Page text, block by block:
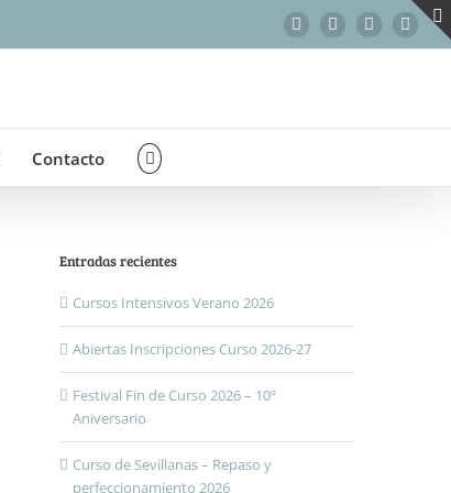
FacebookInstagramWhatsApp
Correo
Contacto
Entradas recientes
Cursos Intensivos Verano 2026
Abiertas Inscripciones Curso 2026-27
Festival Fin de Curso 2026 – 10º
Aniversario
Curso de Sevillanas – Repaso y
perfeccionamiento 2026